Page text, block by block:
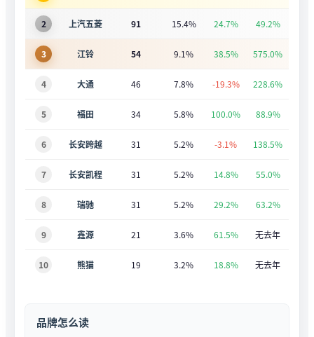
2 上汽五菱 91 15.4% 24.7% 49.2%
3 江铃 54 9.1% 38.5% 575.0%
4 大通 46 7.8% -19.3% 228.6%
5 福田 34 5.8% 100.0% 88.9%
6 长安跨越 31 5.2% -3.1% 138.5%
7 长安凯程 31 5.2% 14.8% 55.0%
8 瑞驰 31 5.2% 29.2% 63.2%
9 鑫源 21 3.6% 61.5% 无去年
10 熊猫 19 3.2% 18.8% 无去年
品牌怎么读